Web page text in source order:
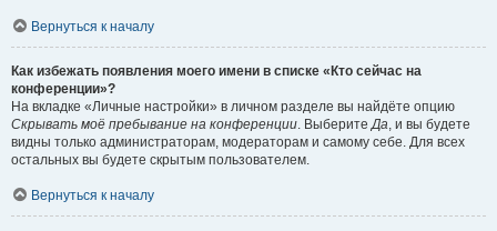
Вернуться к началу
Как избежать появления моего имени в списке «Кто сейчас на
конференции»?
На вкладке «Личные настройки» в личном разделе вы найдёте опцию
Скрывать моё пребывание на конференции. ВыберитеДа, и вы будете
видны только администраторам, модераторам и самому себе. Для всех
остальных вы будете скрытым пользователем.
Вернуться к началу